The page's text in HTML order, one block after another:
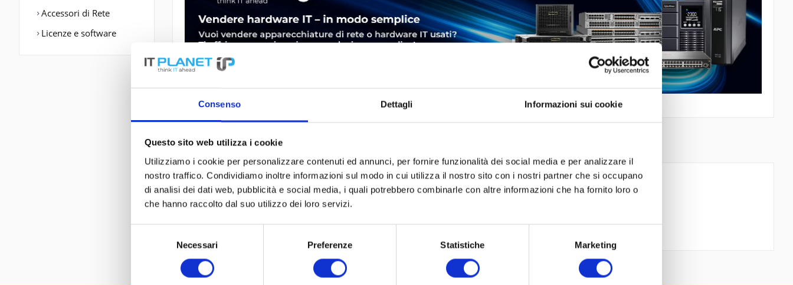
Consenso Dettagli Informazioni sui cookie
Questo sito web utilizza i cookie
Utilizziamo i cookie per personalizzare contenuti ed annunci, per fornire funzionalità dei social media e per analizzare il
nostro traffico. Condividiamo inoltre informazioni sul modo in cui utilizza il nostro sito con i nostri partner che si occupano
di analisi dei dati web, pubblicità e social media, i quali potrebbero combinarle con altre informazioni che ha fornito loro o
che hanno raccolto dal suo utilizzo dei loro servizi.
Necessari Preferenze Statistiche Marketing
Accessori di Rete
Licenze e software
DESCRIZIONE LEASING
CP-DX650-K9 |